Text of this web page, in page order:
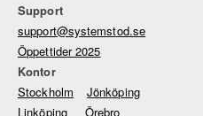
Support
support@systemstod.se
Öppettider 2025
Kontor
Stockholm
Jönköping
Linköping
Örebro